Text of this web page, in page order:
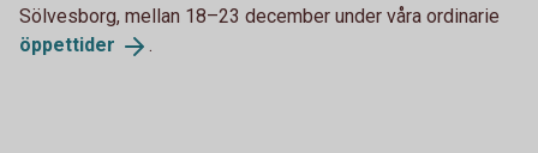
Sölvesborg, mellan 18–23 december under våra ordinarie
öppettider
.